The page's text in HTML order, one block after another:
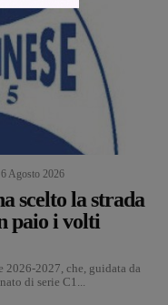
6 Agosto 2026
scelto la strada
paio i volti
2026-2027, che, guidata da
di serie C1...